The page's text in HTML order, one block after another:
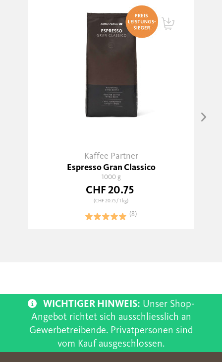
Kaffee Partner
Espresso Gran Classico
1000 g
CHF 20.75
(CHF 20.75/ 1 kg)
(8)
WICHTIGER HINWEIS: Unser Shop-
Angebot richtet sich ausschliesslich an
Gewerbetreibende. Privatpersonen sind
vom Kauf ausgeschlossen.